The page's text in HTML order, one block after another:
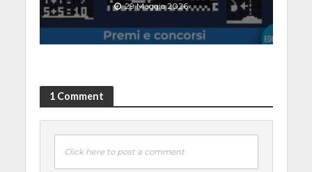
29 Maggio 2026
1 Comment
Click here to post a comment